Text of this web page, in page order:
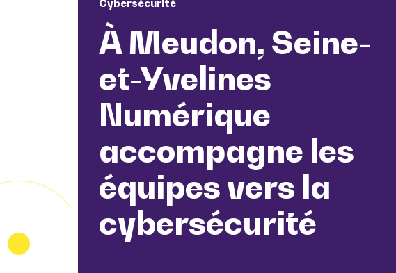
Cybersécurité
À Meudon, Seine-
et-Yvelines
Numérique
accompagne les
équipes vers la
cybersécurité